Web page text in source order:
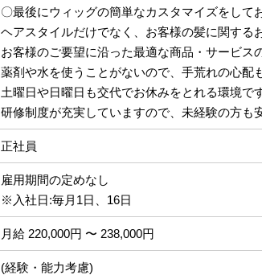
〇最後にウィッグの簡単なカスタマイズをして
ヘアスタイルだけでなく、お客様の髪に関する
お客様のご要望に沿った最適な商品・サービス
薬剤や水を使うことがないので、手荒れの心配
土曜日や日曜日も交代でお休みをとれる環境です
研修制度が充実していますので、未経験の方も
正社員
雇用期間の定めなし
※入社日:毎月1日、16日
月給 220,000円 〜 238,000円
(経験・能力考慮)